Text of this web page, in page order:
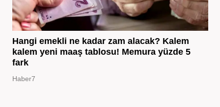
Hangi emekli ne kadar zam alacak? Kalem
kalem yeni maaş tablosu! Memura yüzde 5
fark
Haber7